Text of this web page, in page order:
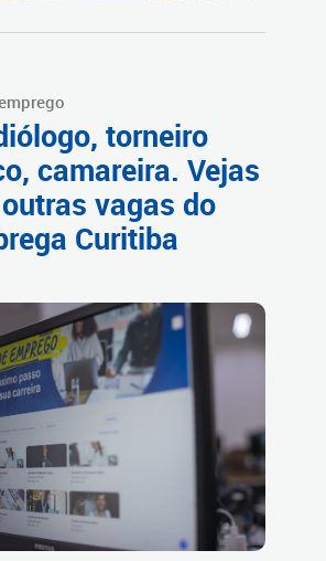
torneiro
camareira. Vejas
vagas do
Curitiba